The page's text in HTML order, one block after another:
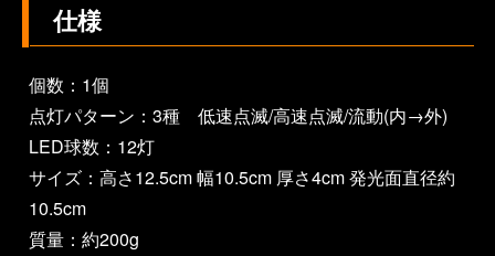
仕様
個数：1個
点灯パターン：3種 低速点滅/高速点滅/流動(内→外)
LED球数：12灯
サイズ：高さ12.5cm 幅10.5cm 厚さ4cm 発光面直径約
10.5cm
質量：約200g